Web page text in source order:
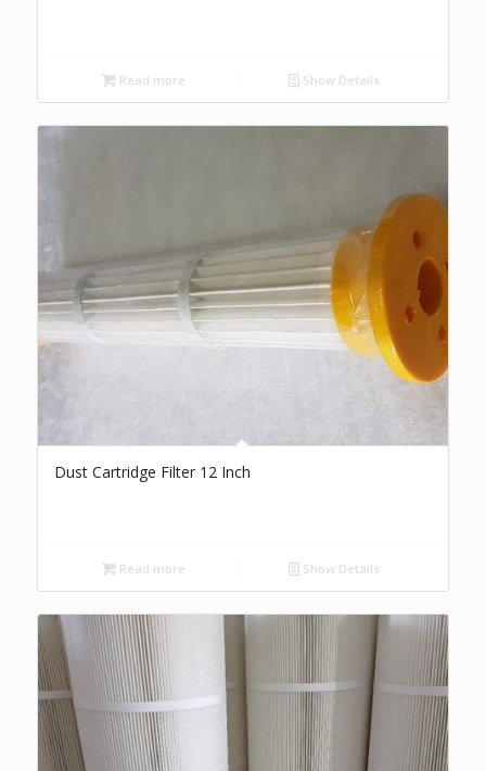
Read more Show Details
Dust Cartridge Filter 12 Inch
Read more Show Details